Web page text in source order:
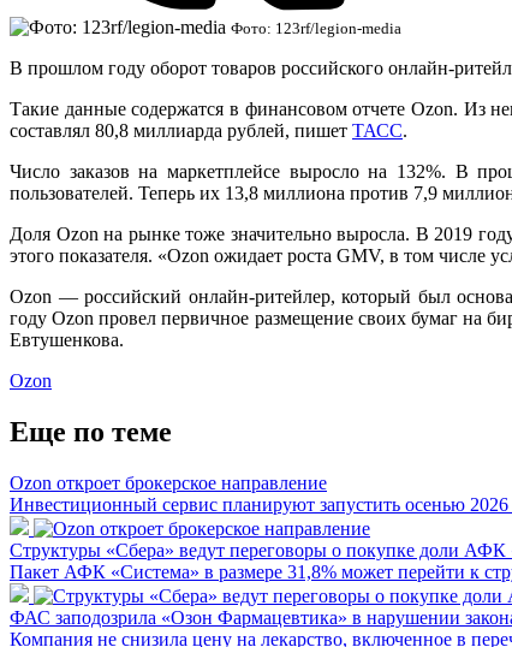
Фото: 123rf/legion-media
В прошлом году оборот товаров российского онлайн-
Такие данные содержатся в финансовом отчете Ozon. Из
составлял 80,8 миллиарда рублей, пишет ТАСС.
Число заказов на маркетплейсе выросло на 132%. В
пользователей. Теперь их 13,8 миллиона против 7,9
Доля Ozon на рынке тоже значительно выросла. В 2019
этого показателя. «Ozon ожидает роста GMV, в том
Ozon — российский онлайн-ритейлер, который был
году Ozon провел первичное размещение своих бумаг на
Евтушенкова.
Ozon
Еще по теме
Ozon откроет брокерское направление
Инвестиционный сервис планируют запустить осенью 2026
Структуры «Сбера» ведут переговоры о покупке доли АФК
Пакет АФК «Система» в размере 31,8% может перейти к
ФАС заподозрила «Озон Фармацевтика» в нарушении
Компания не снизила цену на лекарство, включенное в